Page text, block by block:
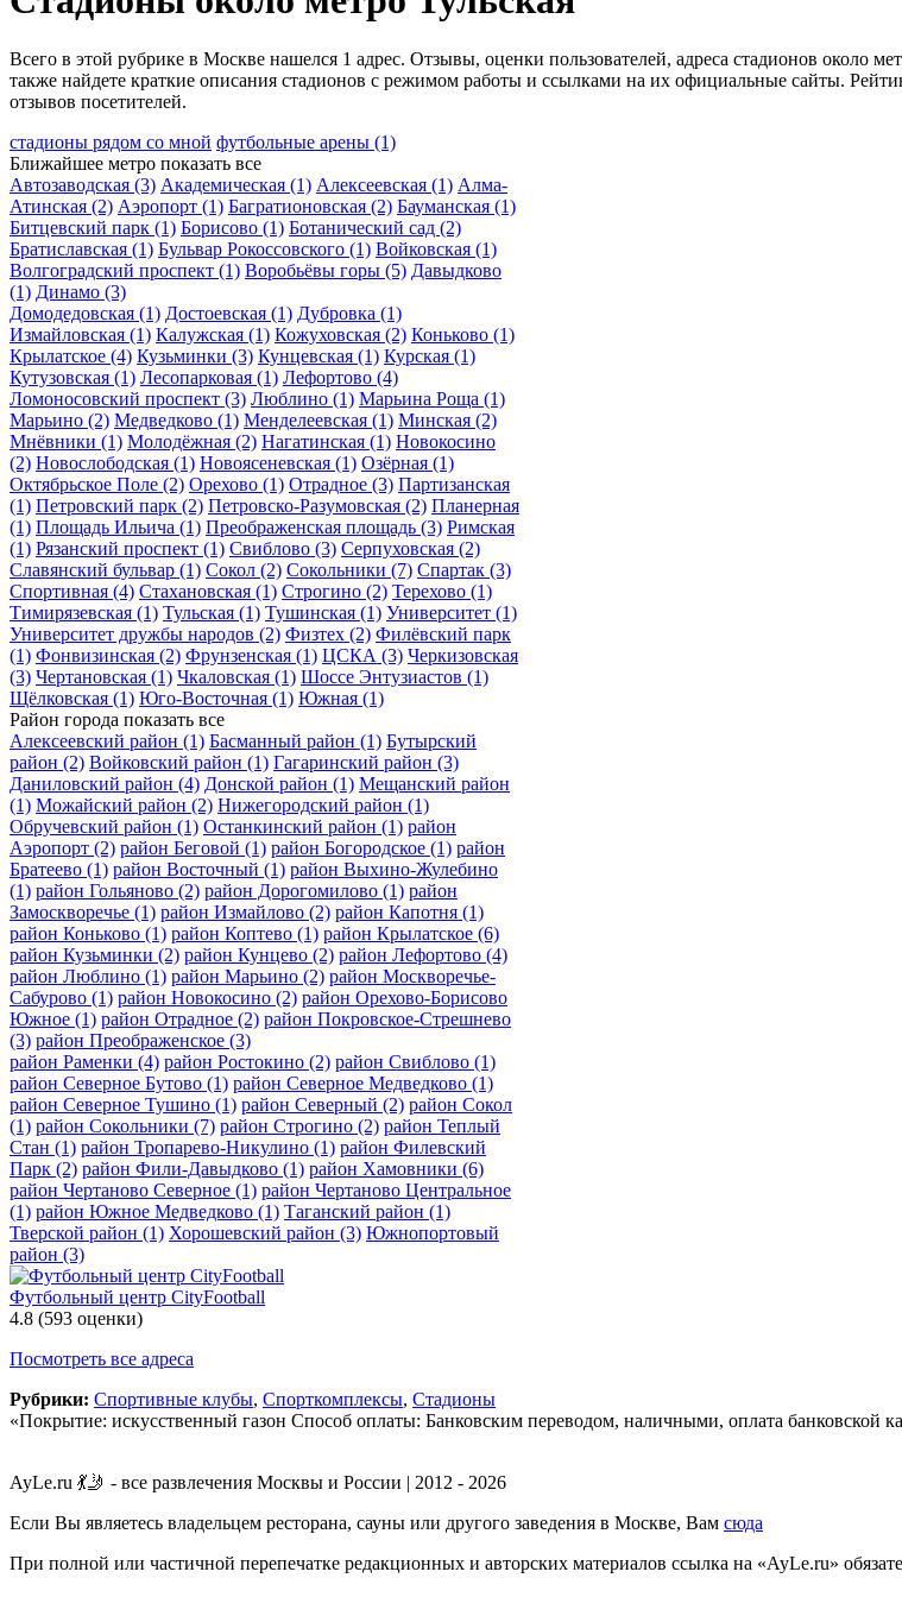
Всего в этой рубрике в Москве нашелся 1 адрес. Отзывы, оценки пользователей, адреса стадионов около
также найдете краткие описания стадионов с режимом работы и ссылками на их официальные сайты.
отзывов посетителей.
стадионы рядом со мной футбольные арены (1)
Ближайшее метро показать все
Автозаводская (3) Академическая (1) Алексеевская (1) Алма-
Атинская (2) Аэропорт (1) Багратионовская (2) Бауманская (1)
Битцевский парк (1) Борисово (1) Ботанический сад (2)
Братиславская (1) Бульвар Рокоссовского (1) Войковская (1)
Волгоградский проспект (1) Воробьёвы горы (5) Давыдково
(1) Динамо (3)
Домодедовская (1) Достоевская (1) Дубровка (1)
Измайловская (1) Калужская (1) Кожуховская (2) Коньково (1)
Крылатское (4) Кузьминки (3) Кунцевская (1) Курская (1)
Кутузовская (1) Лесопарковая (1) Лефортово (4)
Ломоносовский проспект (3) Люблино (1) Марьина Роща (1)
Марьино (2) Медведково (1) Менделеевская (1) Минская (2)
Мнёвники (1) Молодёжная (2) Нагатинская (1) Новокосино
(2) Новослободская (1) Новоясеневская (1) Озёрная (1)
Октябрьское Поле (2) Орехово (1) Отрадное (3) Партизанская
(1) Петровский парк (2) Петровско-Разумовская (2) Планерная
(1) Площадь Ильича (1) Преображенская площадь (3) Римская
(1) Рязанский проспект (1) Свиблово (3) Серпуховская (2)
Славянский бульвар (1) Сокол (2) Сокольники (7) Спартак (3)
Спортивная (4) Стахановская (1) Строгино (2) Терехово (1)
Тимирязевская (1) Тульская (1) Тушинская (1) Университет (1)
Университет дружбы народов (2) Физтех (2) Филёвский парк
(1) Фонвизинская (2) Фрунзенская (1) ЦСКА (3) Черкизовская
(3) Чертановская (1) Чкаловская (1) Шоссе Энтузиастов (1)
Щёлковская (1) Юго-Восточная (1) Южная (1)
Район города показать все
Алексеевский район (1) Басманный район (1) Бутырский
район (2) Войковский район (1) Гагаринский район (3)
Даниловский район (4) Донской район (1) Мещанский район
(1) Можайский район (2) Нижегородский район (1)
Обручевский район (1) Останкинский район (1) район
Аэропорт (2) район Беговой (1) район Богородское (1) район
Братеево (1) район Восточный (1) район Выхино-Жулебино
(1) район Гольяново (2) район Дорогомилово (1) район
Замоскворечье (1) район Измайлово (2) район Капотня (1)
район Коньково (1) район Коптево (1) район Крылатское (6)
район Кузьминки (2) район Кунцево (2) район Лефортово (4)
район Люблино (1) район Марьино (2) район Москворечье-
Сабурово (1) район Новокосино (2) район Орехово-Борисово
Южное (1) район Отрадное (2) район Покровское-Стрешнево
(3) район Преображенское (3)
район Раменки (4) район Ростокино (2) район Свиблово (1)
район Северное Бутово (1) район Северное Медведково (1)
район Северное Тушино (1) район Северный (2) район Сокол
(1) район Сокольники (7) район Строгино (2) район Теплый
Стан (1) район Тропарево-Никулино (1) район Филевский
Парк (2) район Фили-Давыдково (1) район Хамовники (6)
район Чертаново Северное (1) район Чертаново Центральное
(1) район Южное Медведково (1) Таганский район (1)
Тверской район (1) Хорошевский район (3) Южнопортовый
район (3)
Футбольный центр CityFootball
4.8 (593 оценки)
Посмотреть все адреса
Рубрики: Спортивные клубы, Спорткомплексы, Стадионы
«Покрытие: искусственный газон Способ оплаты: Банковским переводом, наличными, оплата банковской
AyLe.ru 💃🤳 - все развлечения Москвы и России | 2012 - 2026
Если Вы являетесь владельцем ресторана, сауны или другого заведения в Москве, Вам сюда
При полной или частичной перепечатке редакционных и авторских материалов ссылка на «AyLe.ru»